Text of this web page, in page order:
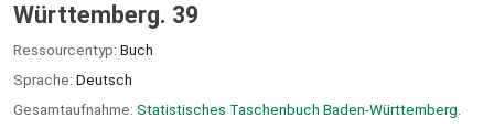
Württemberg. 39
Ressourcentyp: Buch
Sprache: Deutsch
Gesamtaufnahme: Statistisches Taschenbuch Baden-Württemberg.